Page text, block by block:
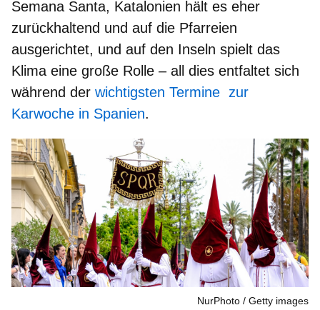
Semana Santa, Katalonien hält es eher
zurückhaltend und auf die Pfarreien
ausgerichtet, und auf den Inseln spielt das
Klima eine große Rolle – all dies entfaltet sich
während der wichtigsten Termine zur
Karwoche in Spanien.
NurPhoto Getty images